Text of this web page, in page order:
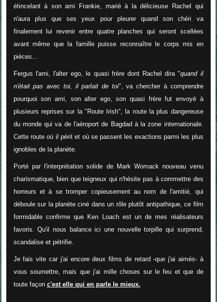
étincelant à son ami Frankie, marié à la délicieuse Rachel qui
n'aura plus que ses yeux pour pleurer quand son chéri va
finalement lui revenir entre quatre planches qui seront scellées
avant même que la famille puisse reconnaître le corps mis en
pièces...
Fergus l'ami, l'alter ego, le quasi frère dont Rachel dira "quand il
n'était pas avec toi, il parlait de toi", va chercher à comprendre
pourquoi son ami, son alter ego, son quasi frère fut envoyé à
plusieurs reprises sur la "Route Irish", la route la plus dangereuse
du monde qui va de l'aéroport de Bagdad à la zone internationale.
Cette route où il périt et où se passent les exactions parmi les plus
ignobles de la planète.
Porté par l'interprétation solide de Mark Womack nouveau venu
charismatique, bien que teigneux qui n'hésite pas à commettre des
horreurs et à se tromper copieusement au nom de l'amitié, qui
déboule sur la planète ciné dans un rôle plutôt antipathique, ce film
formidable confirme que Ken Loach est un de mes réalisateurs
favoris. Qu'il nous balance ici une nouvelle torpille qui surprend,
scandalise et pétrifie.
Je fais vite car j'ai encore deux films de retard -que j'ai aimés- à
vous soumettre, mais que j'ai mille choses sur le feu et que de
toute façon c'est elle qui en parle le mieux.